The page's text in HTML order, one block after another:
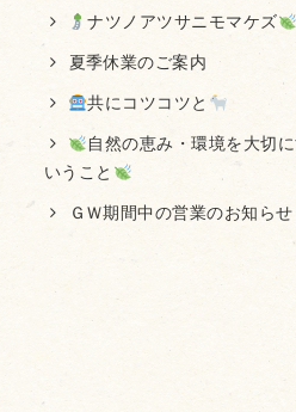
ナツノアツサニモマケズ
夏季休業のご案内
共にコツコツと
自然の恵み・環境を大切
いうこと
ＧＷ期間中の営業のお知らせ